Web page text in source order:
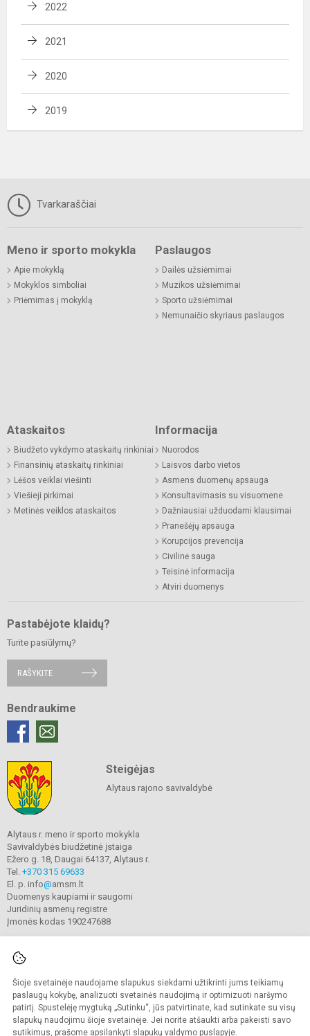
Šioje svetainėje naudojame slapukus siekdami užtikrinti jums teikiamų
paslaugų kokybę, analizuoti svetainės naudojimą ir optimizuoti naršymo
patirtį. Spustelėję mygtuką „Sutinku“, jūs patvirtinate, kad sutinkate su visų
slapukų naudojimu šioje svetainėje. Jei norite atšaukti arba pakeisti savo
sutikimus, prašome apsilankyti slapukų valdymo puslapyje.
2022
2021
2020
2019
Tvarkaraščiai
Meno ir sporto mokykla
Apie mokyklą
Mokyklos simboliai
Priėmimas į mokyklą
Paslaugos
Dailės užsiėmimai
Muzikos užsiėmimai
Sporto užsiėmimai
Nemunaičio skyriaus paslaugos
Ataskaitos
Biudžeto vykdymo ataskaitų rinkiniai
Finansinių ataskaitų rinkiniai
Lėšos veiklai viešinti
Viešieji pirkimai
Metinės veiklos ataskaitos
Informacija
Nuorodos
Laisvos darbo vietos
Asmens duomenų apsauga
Konsultavimasis su visuomene
Dažniausiai užduodami klausimai
Pranešėjų apsauga
Korupcijos prevencija
Civilinė sauga
Teisinė informacija
Atviri duomenys
Pastabėjote klaidų?
Turite pasiūlymų?
RAŠYKITE
Bendraukime
Steigėjas
Alytaus rajono savivaldybė
Alytaus r. meno ir sporto mokykla
Savivaldybės biudžetinė įstaiga
Ežero g. 18, Daugai 64137, Alytaus r.
Tel. +370 315 69633
El. p. info@amsm.lt
Duomenys kaupiami ir saugomi
Juridinių asmenų registre
Įmonės kodas 190247688
© 2020. Alytaus r. meno ir sporto mokykla. Visos teisės saugomos.
Kopijuoti turinį be raštiško mokyklos sutikimo griežtai draudžiama.
Prieinamumo paraiška Slapukų valdymas